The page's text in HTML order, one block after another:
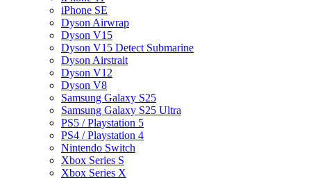
iPhone SE
Dyson Airwrap
Dyson V15
Dyson V15 Detect Submarine
Dyson Airstrait
Dyson V12
Dyson V8
Samsung Galaxy S25
Samsung Galaxy S25 Ultra
PS5 / Playstation 5
PS4 / Playstation 4
Nintendo Switch
Xbox Series S
Xbox Series X